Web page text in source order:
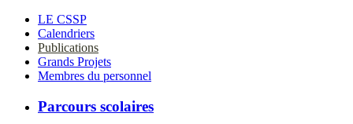
LE CSSP
Calendriers
Publications
Grands Projets
Membres du personnel
Parcours scolaires